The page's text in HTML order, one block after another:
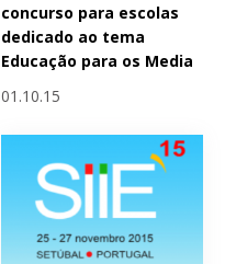
concurso para escolas
dedicado ao tema
Educação para os Media
01.10.15